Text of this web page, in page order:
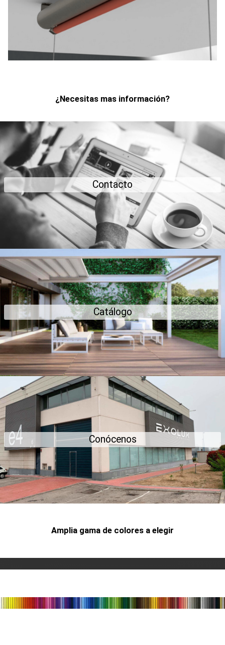
¿Necesitas mas información?
Contacto
Contacto
Para cualquier duda, estamos a tu entera disposición
Contacto
Catálogo
Catálogo
Conoce toda nuestra oferta
Ver servicios
Conócenos
Exolux
Ven a conocernos a nuestra sala de exposición
Amplia gama de colores a elegir